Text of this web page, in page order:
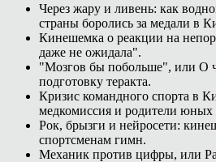
Через жару и ливень: как
страны боролись за медали в
Кинешемка о реакции на
даже не ожидала".
"Мозгов бы побольше", или О
подготовку теракта.
Кризис командного спорта в
медкомиссия и родители юных
Рок, брызги и нейросети:
спортсменам гимн.
Механик против цифры, или